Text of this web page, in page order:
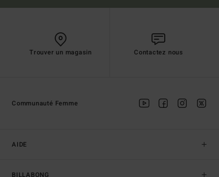
Trouver un magasin Contactez nous
AIDE
BILLABONG
Communauté Femme